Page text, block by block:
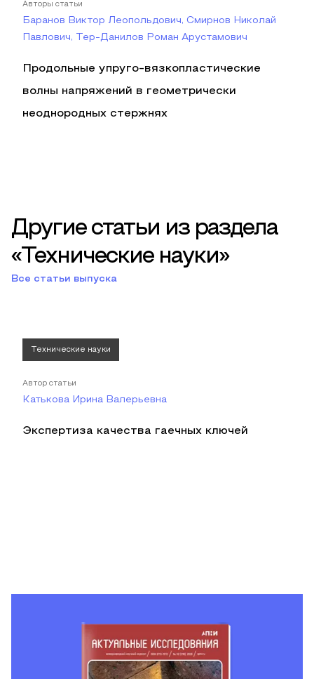
Авторы статьи
Баранов Виктор Леопольдович, Смирнов Николай
Павлович, Тер-Данилов Роман Арустамович
Продольные упруго-вязкопластические
волны напряжений в геометрически
неоднородных стержнях
Другие статьи из раздела
«Технические науки»
Все статьи выпуска
Технические науки
Автор статьи
Катькова Ирина Валерьевна
Экспертиза качества гаечных ключей